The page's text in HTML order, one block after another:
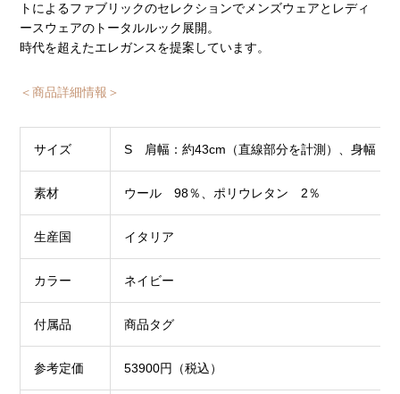
トによるファブリックのセレクションでメンズウェアとレディ
ースウェアのトータルルック展開。
時代を超えたエレガンスを提案しています。
＜商品詳細情報＞
サイズ S 肩幅：約43cm（直線部分を計測）、身幅：
素材 ウール 98％、ポリウレタン 2％
生産国 イタリア
カラー ネイビー
付属品 商品タグ
参考定価 53900円（税込）